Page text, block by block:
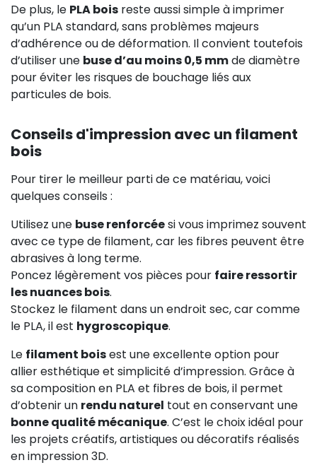
De plus, le PLA bois reste aussi simple à imprimer
qu’un PLA standard, sans problèmes majeurs
d’adhérence ou de déformation. Il convient toutefois
d’utiliser une buse d’au moins 0,5 mmde diamètre
pour éviter les risques de bouchage liés aux
particules de bois.
Conseils d'impression avec un filament
bois
Pour tirer le meilleur parti de ce matériau, voici
quelques conseils :
Utilisez une buse renforcéesi vous imprimez souvent
avec ce type de filament, car les fibres peuvent être
abrasives à long terme.
Poncez légèrement vos pièces pour faire ressortir
les nuances bois.
Stockez le filament dans un endroit sec, car comme
le PLA, il est hygroscopique.
Le filament boisest une excellente option pour
allier esthétique et simplicité d’impression. Grâce à
sa composition en PLA et fibres de bois, il permet
d’obtenir un rendu naturel tout en conservant une
bonne qualité mécanique. C’est le choix idéal pour
les projets créatifs, artistiques ou décoratifs réalisés
en impression 3D.